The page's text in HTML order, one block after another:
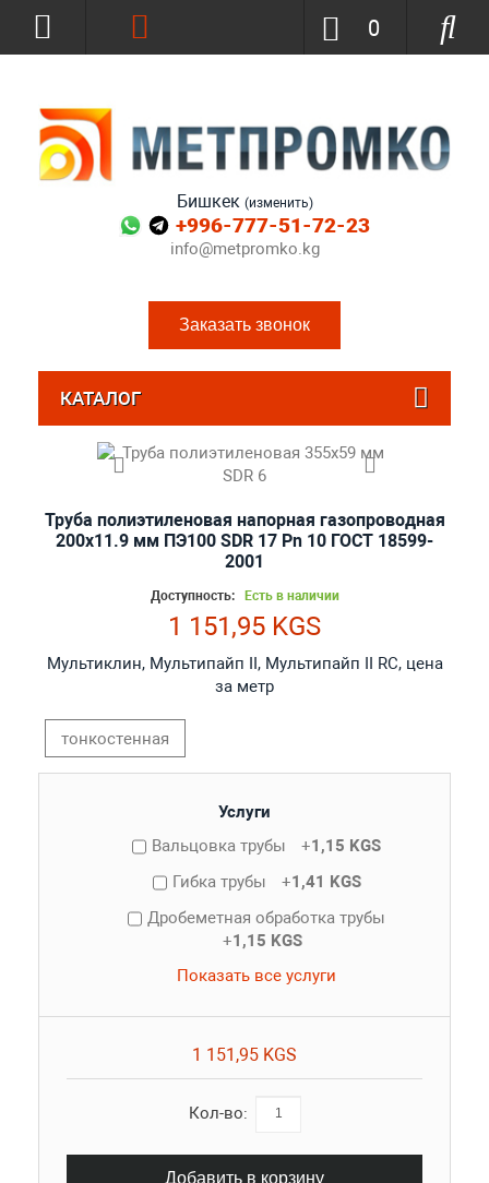
Бишкек (изменить)
+996-777-51-72-23
info@metpromko.kg
Заказать звонок
0
КАТАЛОГ
Труба полиэтиленовая напорная газопроводная
200х11.9 мм ПЭ100 SDR 17 Pn 10 ГОСТ 18599-
2001
Доступность: Есть в наличии
1 151,95 KGS
Мультиклин, Мультипайп II, Мультипайп II RC, цена
за метр
тонкостенная
Услуги
Вальцовка трубы
+1,15 KGS
Гибка трубы
+1,41 KGS
Дробеметная обработка трубы
+1,15 KGS
Показать все услуги
1 151,95 KGS
Кол-во:
Добавить в корзину